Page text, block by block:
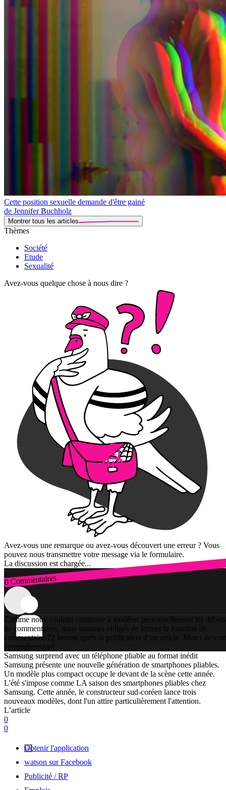
Cette position sexuelle demande d'être gainé
de Jennifer Buchholz
Montrer tous les articles
Thèmes
Société
Etude
Sexualité
Avez-vous quelque chose à nous dire ?
Avez-vous une remarque ou avez-vous découvert une erreur ? Vous
pouvez nous transmettre votre message via le formulaire.
La discussion est chargée...
0 Commentaires
Connexion
Comme nous voulons continuer à modérer personnellement les débats
de commentaires, nous sommes obligés de fermer la fonction de
commentaire 72 heures après la publication d’un article. Merci de
compréhension!
Samsung surprend avec un téléphone pliable au format inédit
Samsung présente une nouvelle génération de smartphones pliables.
Un modèle plus compact occupe le devant de la scène cette année.
L'été s'impose comme LA saison des smartphones pliables chez
Samsung. Cette année, le constructeur sud-coréen lance trois
nouveaux modèles, dont l'un attire particulièrement l'attention.
L’article
0
0
Obtenir l'application
watson sur Facebook
Publicité / RP